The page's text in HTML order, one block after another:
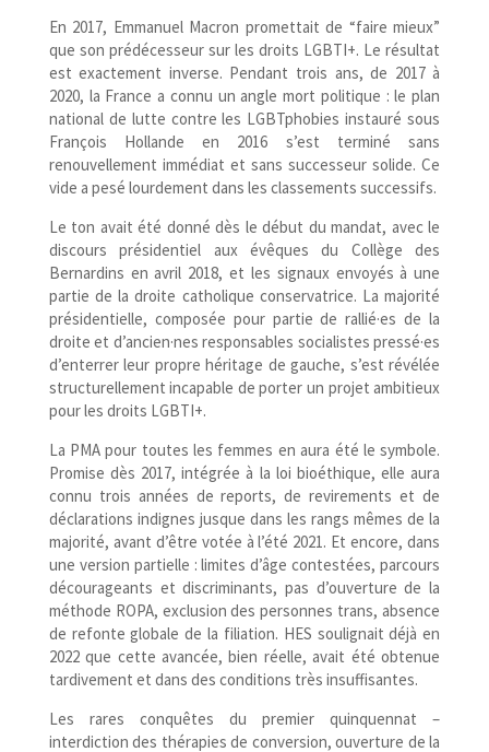
En 2017, Emmanuel Macron promettait de “faire mieux”
que son prédécesseur sur les droits LGBTI+. Le résultat
est exactement inverse. Pendant trois ans, de 2017 à
2020, la France a connu un angle mort politique : le plan
national de lutte contre les LGBTphobies instauré sous
François Hollande en 2016 s’est terminé sans
renouvellement immédiat et sans successeur solide. Ce
vide a pesé lourdement dans les classements successifs.
Le ton avait été donné dès le début du mandat, avec le
discours présidentiel aux évêques du Collège des
Bernardins en avril 2018, et les signaux envoyés à une
partie de la droite catholique conservatrice. La majorité
présidentielle, composée pour partie de rallié·es de la
droite et d’ancien·nes responsables socialistes pressé·es
d’enterrer leur propre héritage de gauche, s’est révélée
structurellement incapable de porter un projet ambitieux
pour les droits LGBTI+.
La PMA pour toutes les femmes en aura été le symbole.
Promise dès 2017, intégrée à la loi bioéthique, elle aura
connu trois années de reports, de revirements et de
déclarations indignes jusque dans les rangs mêmes de la
majorité, avant d’être votée à l’été 2021. Et encore, dans
une version partielle : limites d’âge contestées, parcours
décourageants et discriminants, pas d’ouverture de la
méthode ROPA, exclusion des personnes trans, absence
de refonte globale de la filiation. HES soulignait déjà en
2022 que cette avancée, bien réelle, avait été obtenue
tardivement et dans des conditions très insuffisantes.
Les rares conquêtes du premier quinquennat –
interdiction des thérapies de conversion, ouverture de la